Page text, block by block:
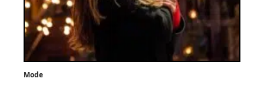
Mode